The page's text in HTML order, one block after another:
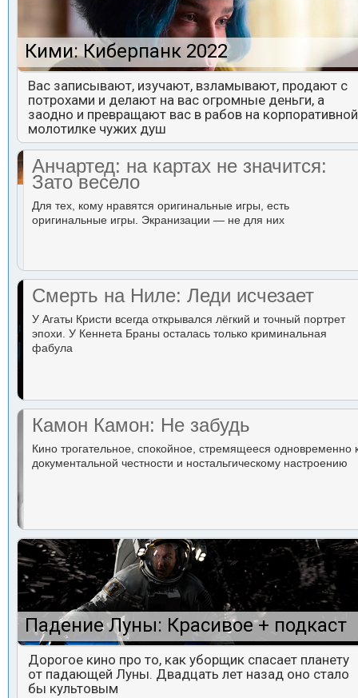
Кими: Киберпанк 2022
Вас записывают, изучают, взламывают, продают с
потрохами и делают на вас огромные деньги, а
заодно и превращают вас в рабов на корпоративной
молотилке чужих душ
Анчартед: на картах не значится:
Зато весело
Для тех, кому нравятся оригинальные игры, есть
оригинальные игры. Экранизации — не для них
Смерть на Ниле: Леди исчезает
У Агаты Кристи всегда открывался лёгкий и точный портрет
эпохи. У Кеннета Браны осталась только криминальная
фабула
Камон Камон: Не забудь
Кино трогательное, спокойное, стремящееся одновременно
документальной честности и ностальгическому настроению
Падение Луны: Красивое + подкаст
Дорогое кино про то, как уборщик спасает планету
от падающей Луны. Двадцать лет назад оно стало
бы культовым